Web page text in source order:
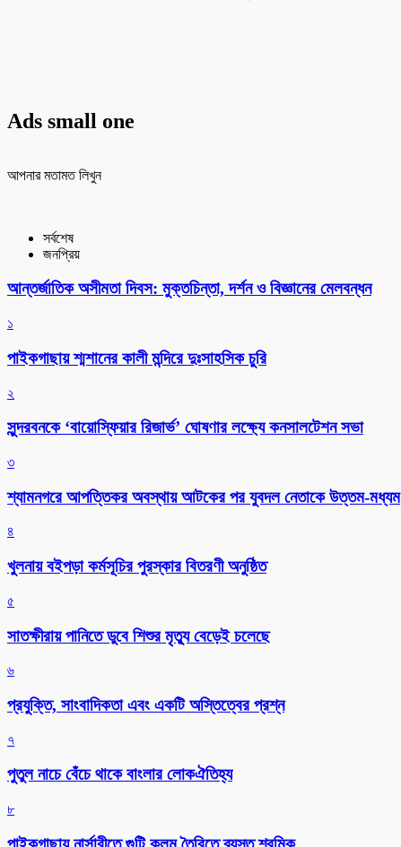
Ads small one
আপনার মতামত লিখুন
সর্বশেষ
জনপ্রিয়
আন্তর্জাতিক অসীমতা দিবস: মুক্তচিন্তা, দর্শন ও বিজ্ঞানের মেলবন্ধন
১
পাইকগাছায় শ্মশানের কালী মন্দিরে দুঃসাহসিক চুরি
২
সুন্দরবনকে ‘বায়োস্ফিয়ার রিজার্ভ’ ঘোষণার লক্ষ্যে কনসালটেশন সভা
৩
শ্যামনগরে আপত্তিকর অবস্থায় আটকের পর যুবদল নেতাকে উত্তম-মধ্যম
৪
খুলনায় বইপড়া কর্মসূচির পুরস্কার বিতরণী অনুষ্ঠিত
৫
সাতক্ষীরায় পানিতে ডুবে শিশুর মৃত্যু বেড়েই চলেছে
৬
প্রযুক্তি, সাংবাদিকতা এবং একটি অস্তিত্বের প্রশ্ন
৭
পুতুল নাচে বেঁচে থাকে বাংলার লোকঐতিহ্য
৮